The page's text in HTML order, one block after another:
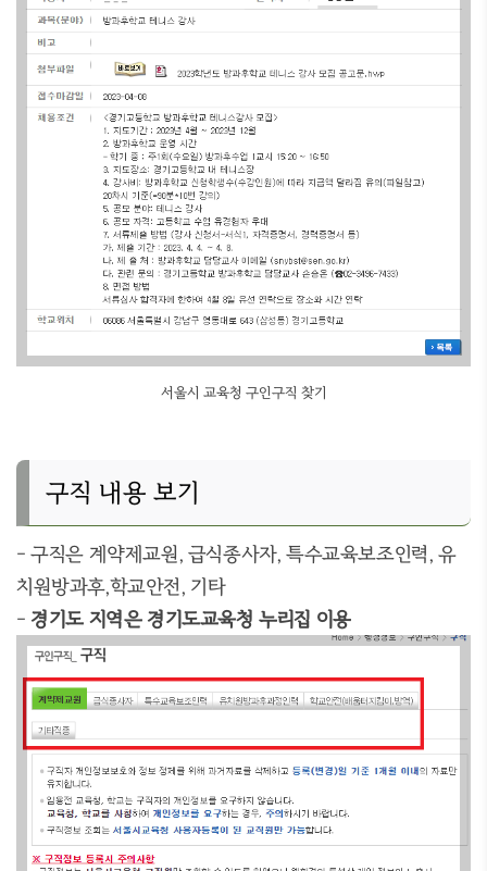
서울시 교육청 구인구직 찾기
구직 내용 보기
- 구직은 계약제교원, 급식종사자, 특수교육보조인력, 유
치원방과후,학교안전, 기타
- 경기도 지역은 경기도교육청 누리집 이용